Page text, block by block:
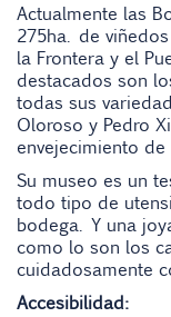
Actualmente las
275ha. de
la Frontera y el
destacados son
todas sus
Oloroso y Pedro
envejecimiento
Su museo es un
todo tipo de
bodega. Y una
como lo son los
cuidadosamente
Accesibilidad: